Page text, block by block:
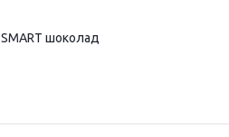
SMART шоколад